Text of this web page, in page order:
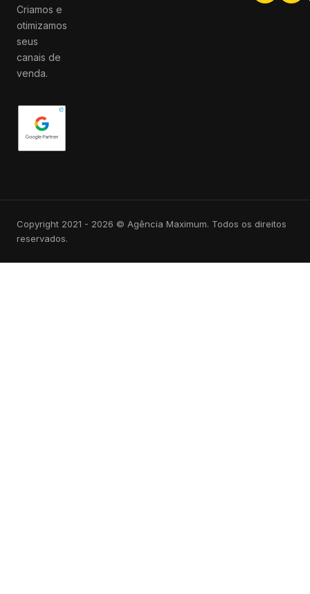
Criamos e
otimizamos
seus
canais de
venda.
Copyright 2021 - 2026 © Agência Maximum. Todos os direitos
reservados.